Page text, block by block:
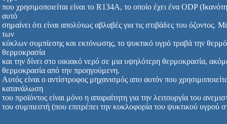
που χρησιμοποιείται είναι το R134A, το οποίο έχει ένα ODP
αυτό
σημαίνει ότι είναι απολύτως αβλαβές για τις στιβάδες του
των
κύκλων συμπίεσης και εκτόνωσης, το ψυκτικό υγρό τραβά την
θερμοκρασία
και την δίνει στο οικιακό νερό σε μια υψηλότερη θερμοκρασία,
θερμοκρασία από την προηγούμενη.
Αυτός είναι ο αντίστροφος μηχανισμός απο αυτόν που
κατανάλωση
του προϊόντος είναι μόνο η απαραίτητη για την λειτουργία του
του συμπιεστή (που επιτρέπει την κυκλοφορία του ψυκτικού υγρού